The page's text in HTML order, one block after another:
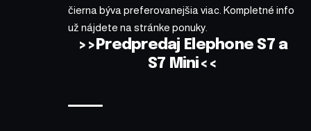
čierna býva preferovanejšia viac. Kompletné info
už nájdete na stránke ponuky.
>>Predpredaj Elephone S7 a
S7 Mini<<